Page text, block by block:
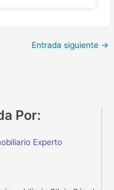
Entrada siguiente →
Por:
Experto